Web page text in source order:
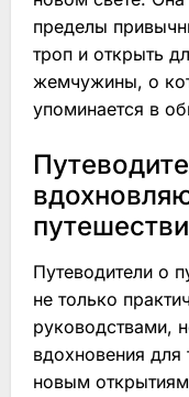
пределы
троп и открыть
жемчужины, о
упоминается в
Путеводители о
не только
руководствами,
вдохновения для
новым